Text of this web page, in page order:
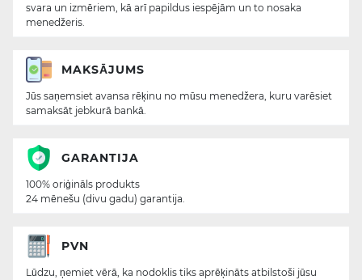
svara un izmēriem, kā arī papildus iespējām un to nosaka
menedžeris.
MAKSĀJUMS
Jūs saņemsiet avansa rēķinu no mūsu menedžera, kuru varēsiet
samaksāt jebkurā bankā.
GARANTIJA
100% oriģināls produkts
24 mēnešu (divu gadu) garantija.
PVN
Lūdzu, ņemiet vērā, ka nodoklis tiks aprēķināts atbilstoši jūsu